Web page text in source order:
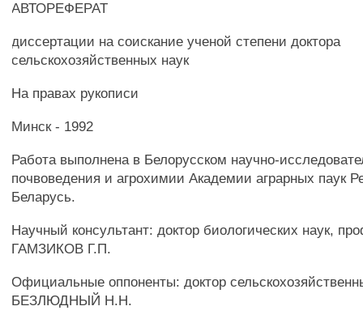
АВТОРЕФЕРАТ
диссертации на соискание ученой степени доктора
сельскохозяйственных наук
На правах рукописи
Минск - 1992
Работа выполнена в Белорусском научно-
почвоведения и агрохимии Академии аграрных паук
Беларусь.
Научный консультант: доктор биологических наук,
ГАМЗИКОВ Г.П.
Официальные оппоненты: доктор
БЕЗЛЮДНЫЙ H.H.